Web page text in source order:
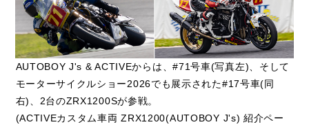
AUTOBOY J's & ACTIVEからは、#71号車(写真左)、そして
モーターサイクルショー2026でも展示された#17号車(同
右)、2台のZRX1200Sが参戦。
(ACTIVEカスタム車両 ZRX1200(AUTOBOY J's) 紹介ペー